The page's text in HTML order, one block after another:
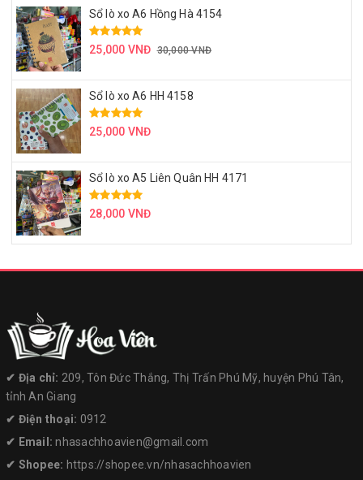
Sổ lò xo A6 Hồng Hà 4154
25,000 VNĐ 30,000 VNĐ
Sổ lò xo A6 HH 4158
25,000 VNĐ
Sổ lò xo A5 Liên Quân HH 4171
28,000 VNĐ
✔︎ Địa chỉ: 209, Tôn Đức Thắng, Thị Trấn Phú Mỹ, huyện Phú Tân,
tỉnh An Giang
✔︎ Điện thoại: 0912
✔︎ Email:nhasachhoavien@gmail.com
✔︎ Shopee: https://shopee.vn/nhasachhoavien